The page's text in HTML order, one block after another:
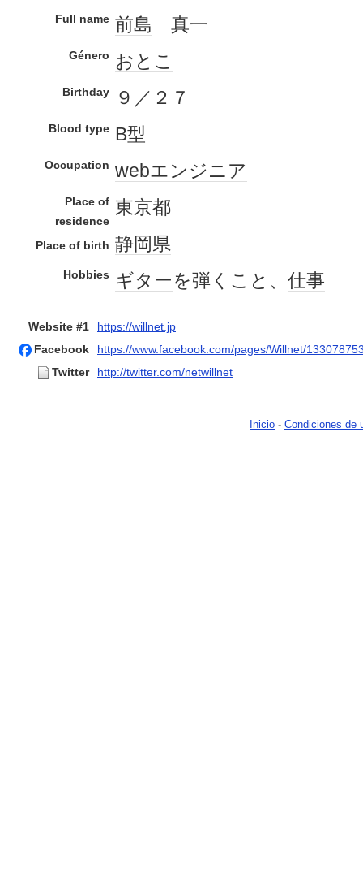
Full name 前島 真一
Género おとこ
Birthday ９／２７
Blood type B型
Occupation webエンジニア
Place of
residence
東京都
Place of birth 静岡県
Hobbies ギターを弾くこと、 仕事
Website #1
https://willnet.jp
Facebook
https://www.facebook.com/pages/Willnet/
Twitter
http://twitter.com/netwillnet
Inicio - Condiciones de